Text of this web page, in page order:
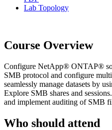
Lab Topology
Course Overview
Configure NetApp® ONTAP®
SMB protocol and configure
seamlessly manage datasets by
Explore SMB shares and
and implement auditing of SMB
Who should attend